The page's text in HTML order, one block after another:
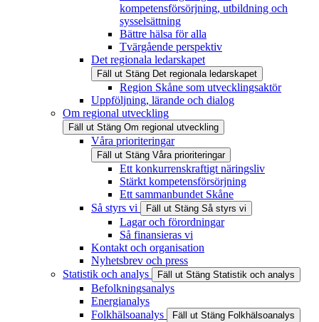
kompetensförsörjning, utbildning och
sysselsättning
Bättre hälsa för alla
Tvärgående perspektiv
Det regionala ledarskapet
Fäll ut Stäng Det regionala ledarskapet
Region Skåne som utvecklingsaktör
Uppföljning, lärande och dialog
Om regional utveckling
Fäll ut Stäng Om regional utveckling
Våra prioriteringar
Fäll ut Stäng Våra prioriteringar
Ett konkurrenskraftigt näringsliv
Stärkt kompetensförsörjning
Ett sammanbundet Skåne
Så styrs vi
Fäll ut Stäng Så styrs vi
Lagar och förordningar
Så finansieras vi
Kontakt och organisation
Nyhetsbrev och press
Statistik och analys
Fäll ut Stäng Statistik och analys
Befolkningsanalys
Energianalys
Folkhälsoanalys
Fäll ut Stäng Folkhälsoanalys